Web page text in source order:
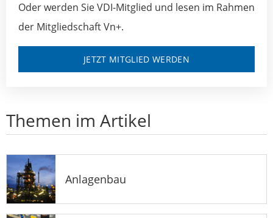
Oder werden Sie VDI-Mitglied und lesen im Rahmen
der Mitgliedschaft Vn+.
JETZT MITGLIED WERDEN
Themen im Artikel
Anlagenbau